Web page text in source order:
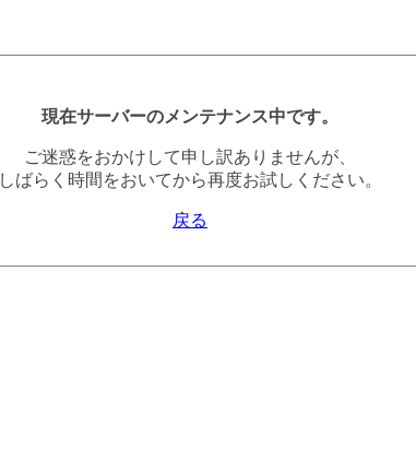
現在サーバーのメンテナンス中です。
ご迷惑をおかけして申し訳ありませんが、
しばらく時間をおいてから再度お試しください。
戻る